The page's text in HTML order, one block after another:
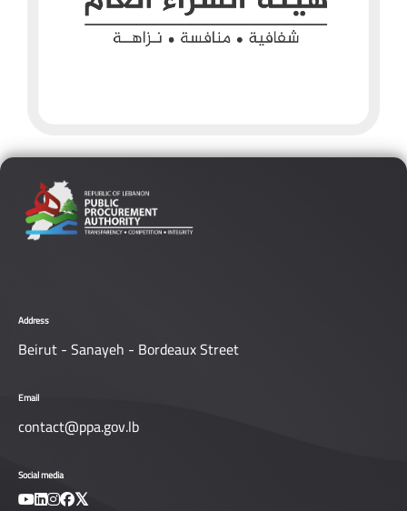
Address
Beirut - Sanayeh - Bordeaux Street
Email
contact@ppa.gov.lb
Social media